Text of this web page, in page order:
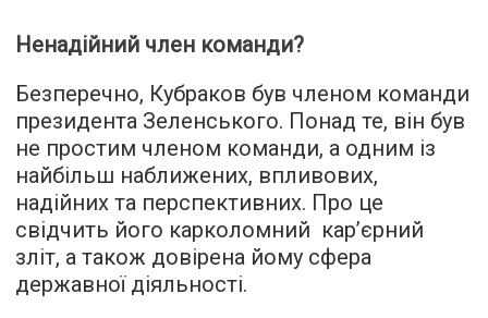
Ненадійний член команди?
Безперечно, Кубраков був членом команди
президента Зеленського. Понад те, він був
не простим членом команди, а одним із
найбільш наближених, впливових,
надійних та перспективних. Про це
свідчить його карколомний кар’єрний
зліт, а також довірена йому сфера
державної діяльності.